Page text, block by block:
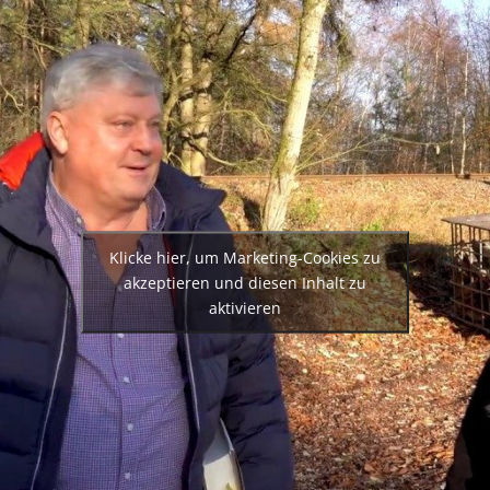
Klicke hier, um Marketing-Cookies zu
akzeptieren und diesen Inhalt zu
aktivieren